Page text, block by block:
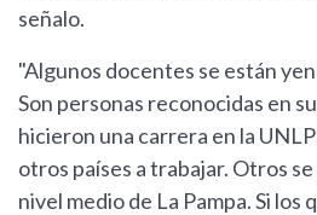
señalo.
"Algunos docentes se están
Son personas reconocidas en
hicieron una carrera en la
otros países a trabajar. Otros se
nivel medio de La Pampa. Si los